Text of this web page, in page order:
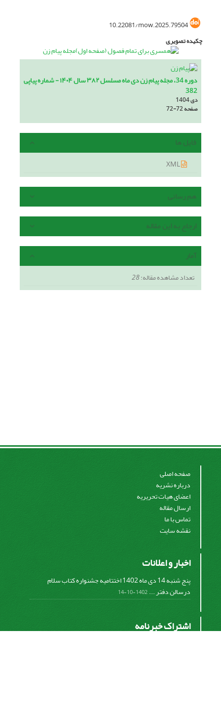
10.22081/mow.2025.79504
چکیده تصویری
دوره 34، مجله پیام زن دی ماه مسلسل ۳۸۲ سال ۱۴۰۴ - شماره پیاپی
382
دی 1404
صفحه72-72
فایل ها
هم رسانی
ارجاع به این مقاله
آمار
تعداد مشاهده مقاله:28
صفحه اصلی
درباره نشریه
اعضای هیات تحریریه
ارسال مقاله
تماس با ما
نقشه سایت
اخبار و اعلانات
پنج شنبه 14 دی ماه 1402 اختتامیه جشنواره کتاب سلام
درسالن دفتر ...1402-10-14
اشتراک خبرنامه